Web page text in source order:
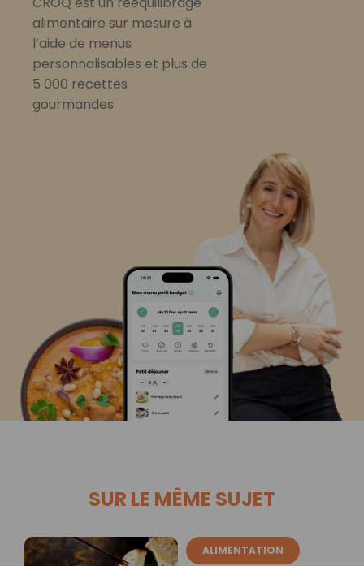
alimentaire sur mesure à
l’aide de menus
personnalisables et plus de
5 000 recettes
gourmandes
SUR LE MÊME SUJET
ALIMENTATION